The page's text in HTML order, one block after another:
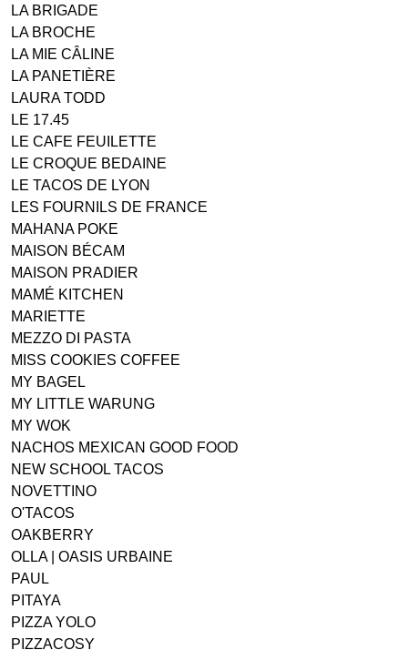
LA BRIGADE
LA BROCHE
LA MIE CÂLINE
LA PANETIÈRE
LAURA TODD
LE 17.45
LE CAFE FEUILETTE
LE CROQUE BEDAINE
LE TACOS DE LYON
LES FOURNILS DE FRANCE
MAHANA POKE
MAISON BÉCAM
MAISON PRADIER
MAMÉ KITCHEN
MARIETTE
MEZZO DI PASTA
MISS COOKIES COFFEE
MY BAGEL
MY LITTLE WARUNG
MY WOK
NACHOS MEXICAN GOOD FOOD
NEW SCHOOL TACOS
NOVETTINO
O'TACOS
OAKBERRY
OLLA | OASIS URBAINE
PAUL
PITAYA
PIZZA YOLO
PIZZACOSY